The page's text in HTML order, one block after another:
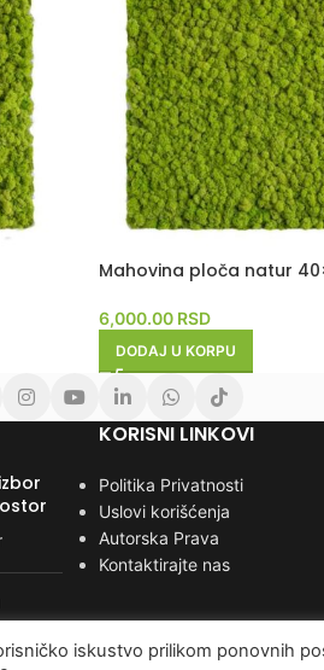
Mahovina ploča natur
6,000.00 RSD
DODAJ U KORPU
KORISNI LINKOVI
Politika Privatnosti
Uslovi korišćenja
Autorska Prava
Kontaktirajte nas
iskustvo prilikom ponovnih